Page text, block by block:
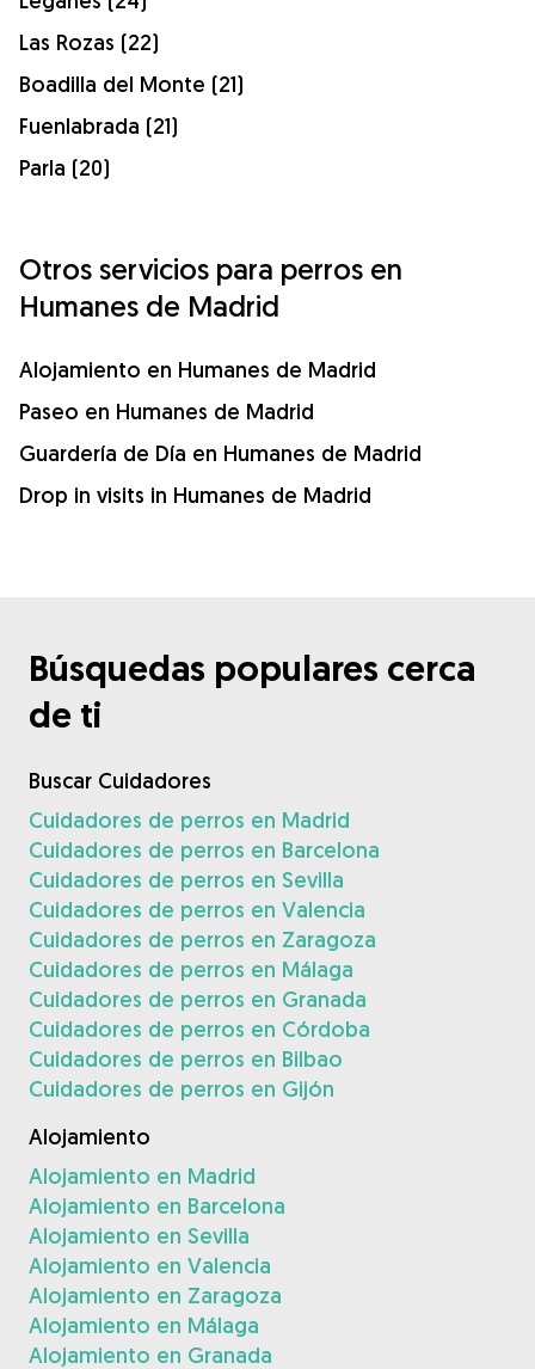
Las Rozas (22)
Boadilla del Monte (21)
Fuenlabrada (21)
Parla (20)
Otros servicios para perros en
Humanes de Madrid
Alojamiento en Humanes de Madrid
Paseo en Humanes de Madrid
Guardería de Día en Humanes de Madrid
Drop in visits in Humanes de Madrid
Búsquedas populares cerca
de ti
Buscar Cuidadores
Cuidadores de perros en Madrid
Cuidadores de perros en Barcelona
Cuidadores de perros en Sevilla
Cuidadores de perros en Valencia
Cuidadores de perros en Zaragoza
Cuidadores de perros en Málaga
Cuidadores de perros en Granada
Cuidadores de perros en Córdoba
Cuidadores de perros en Bilbao
Cuidadores de perros en Gijón
Alojamiento
Alojamiento en Madrid
Alojamiento en Barcelona
Alojamiento en Sevilla
Alojamiento en Valencia
Alojamiento en Zaragoza
Alojamiento en Málaga
Alojamiento en Granada